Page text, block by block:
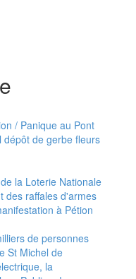
/ Panique au Pont
dépôt de gerbe fleurs
la Loterie Nationale
des raffales d'armes
à Pétion
de personnes
St Michel de
la